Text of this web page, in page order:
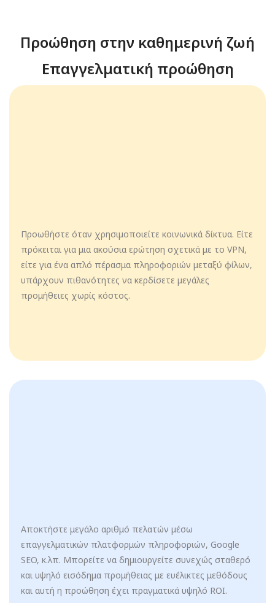
Προώθηση στην καθημερινή ζωή
Επαγγελματική προώθηση
Προωθήστε όταν χρησιμοποιείτε κοινωνικά δίκτυα. Είτε
πρόκειται για μια ακούσια ερώτηση σχετικά με το VPN,
είτε για ένα απλό πέρασμα πληροφοριών μεταξύ φίλων,
υπάρχουν πιθανότητες να κερδίσετε μεγάλες
προμήθειες χωρίς κόστος.
Αποκτήστε μεγάλο αριθμό πελατών μέσω
επαγγελματικών πλατφορμών πληροφοριών, Google
SEO, κ.λπ. Μπορείτε να δημιουργείτε συνεχώς σταθερό
και υψηλό εισόδημα προμήθειας με ευέλικτες μεθόδους
και αυτή η προώθηση έχει πραγματικά υψηλό ROI.